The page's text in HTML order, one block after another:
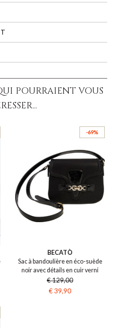
POURRAIENT VOUS
-69%
BECATÒ
Sac à bandoulière en éco-suède
noir avec détails en cuir verni
€ 129,00
€ 39,90